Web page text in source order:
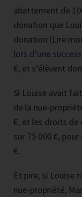
abattement de
donation que
donation (Lire
lors d’une
€, et s’élèvent
Si Louise avait
de la nue-
€, et les droits de
sur 75 000 €,
€.
Et pire, si Louise
nue-propriété,